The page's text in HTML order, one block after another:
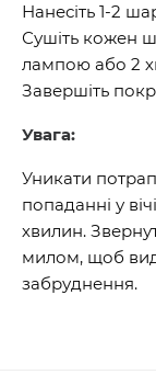
Нанесіть 1-2
Сушіть кожен
лампою або 2
Завершіть
Увага:
Уникати
попаданні у
хвилин.
милом, щоб
забруднення.